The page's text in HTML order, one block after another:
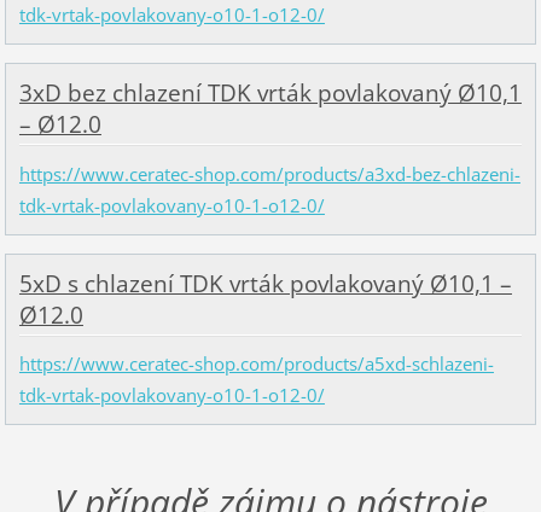
tdk-vrtak-povlakovany-o10-1-o12-0/
3xD bez chlazení TDK vrták povlakovaný Ø10,1
– Ø12.0
https://www.ceratec-shop.com/products/a3xd-bez-chlazeni-
tdk-vrtak-povlakovany-o10-1-o12-0/
5xD s chlazení TDK vrták povlakovaný Ø10,1 –
Ø12.0
https://www.ceratec-shop.com/products/a5xd-schlazeni-
tdk-vrtak-povlakovany-o10-1-o12-0/